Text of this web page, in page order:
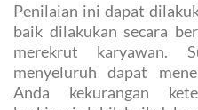
Penilaian ini dapat
baik dilakukan secara
merekrut karyawan.
menyeluruh dapat
Anda kekurangan